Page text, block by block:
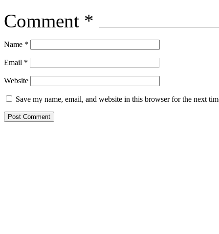
Comment *
Name *
Email *
Website
Save my name, email, and website in this browser for the next